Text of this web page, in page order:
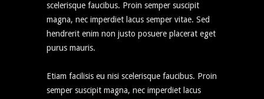
scelerisque faucibus. Proin semper suscipit
magna, nec imperdiet lacus semper vitae. Sed
hendrerit enim non justo posuere placerat eget
purus mauris.
Etiam facilisis eu nisi scelerisque faucibus. Proin
semper suscipit magna, nec imperdiet lacus